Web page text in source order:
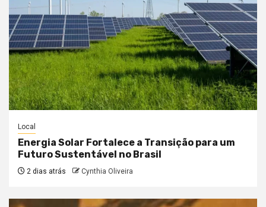
Local
Energia Solar Fortalece a Transição para um
Futuro Sustentável no Brasil
2 dias atrás Cynthia Oliveira